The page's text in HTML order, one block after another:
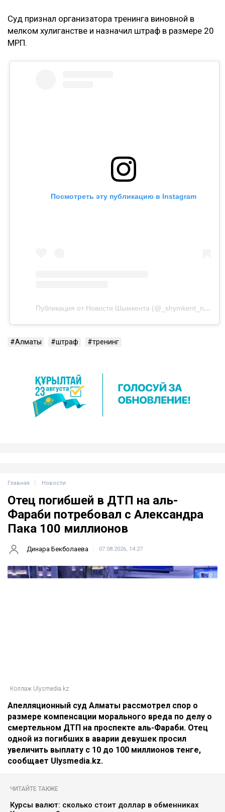
Суд признал организатора тренинга виновной в
мелком хулиганстве и назначил штраф в размере 20
МРП.
Посмотреть эту публикацию в Instagram
Публикация от Новости Шымкента (@_shymkent_news)
Алматы штраф тренинг
Главная Новости
Отец погибшей в ДТП на аль-
Фараби потребовал с Александра
Пака 100 миллионов
Динара Бекболаева 07.08.2026, 14:27
Коллаж Ulysmedia.kz
Апелляционный суд Алматы рассмотрел спор о
размере компенсации морального вреда по делу о
смертельном ДТП на проспекте аль-Фараби. Отец
одной из погибших в аварии девушек просил
увеличить выплату с 10 до 100 миллионов тенге,
сообщает Ulysmedia.kz.
ЧИТАЙТЕ ТАКЖЕ
Курсы валют: сколько стоит доллар в обменниках